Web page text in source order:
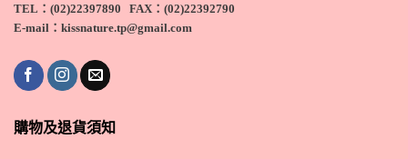
TEL ：(02)22397890 FAX：(02)22392790
E-mail：kissnature.tp@gmail.com
購物及退貨須知